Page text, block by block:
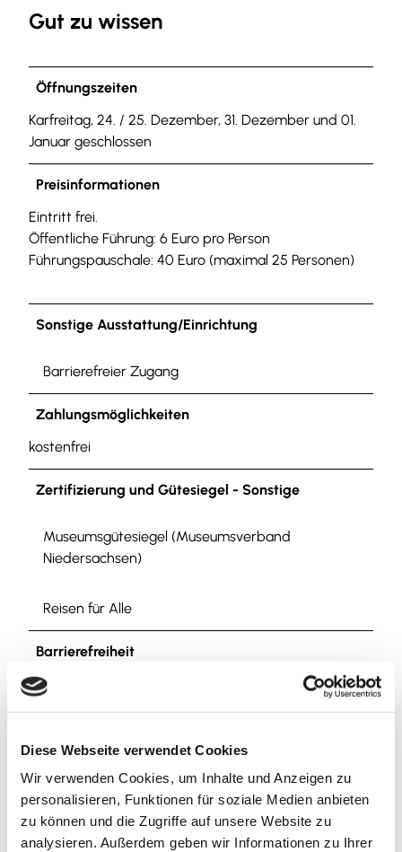
Diese Webseite verwendet Cookies
Wir verwenden Cookies, um Inhalte und Anzeigen zu
personalisieren, Funktionen für soziale Medien anbieten
zu können und die Zugriffe auf unsere Website zu
analysieren. Außerdem geben wir Informationen zu Ihrer
Gut zu wissen
Öffnungszeiten
Karfreitag, 24. / 25. Dezember, 31. Dezember und 01.
Januar geschlossen
Preisinformationen
Eintritt frei.
Öffentliche Führung: 6 Euro pro Person
Führungspauschale: 40 Euro (maximal 25 Personen)
Sonstige Ausstattung/Einrichtung
Barrierefreier Zugang
Zahlungsmöglichkeiten
kostenfrei
Zertifizierung und Gütesiegel - Sonstige
Museumsgütesiegel (Museumsverband
Niedersachsen)
Reisen für Alle
Barrierefreiheit
Reisen für Alle
Der Zugang zum Bürger Museum ist barrierefrei.